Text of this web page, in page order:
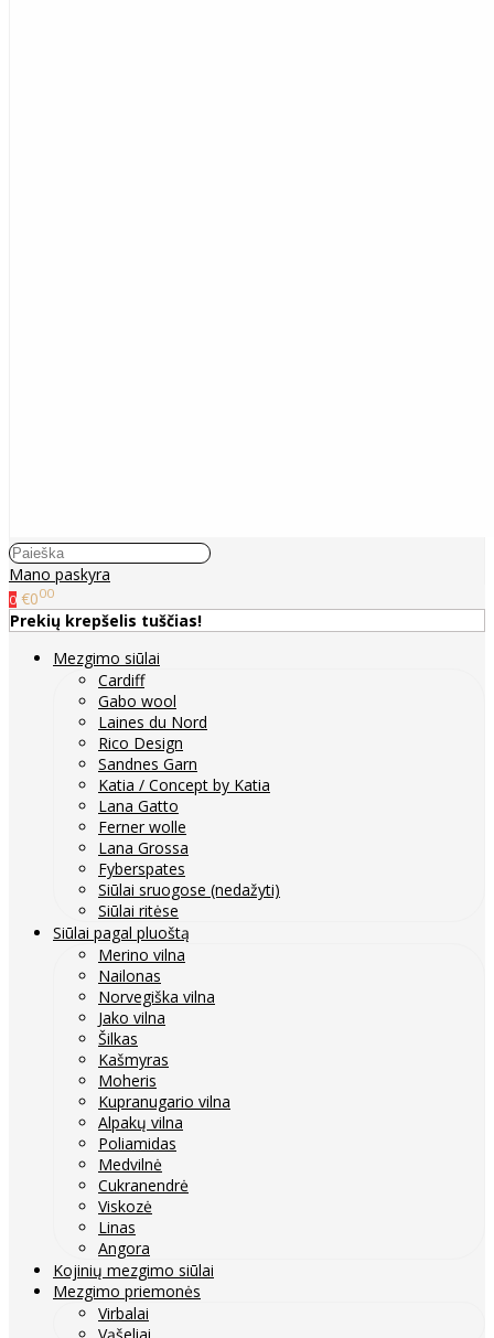
Mano paskyra
0 €000
Prekių krepšelis tuščias!
Mezgimo siūlai
Cardiff
Gabo wool
Laines du Nord
Rico Design
Sandnes Garn
Katia / Concept by Katia
Lana Gatto
Ferner wolle
Lana Grossa
Fyberspates
Siūlai sruogose (nedažyti)
Siūlai ritėse
Siūlai pagal pluoštą
Merino vilna
Nailonas
Norvegiška vilna
Jako vilna
Šilkas
Kašmyras
Moheris
Kupranugario vilna
Alpakų vilna
Poliamidas
Medvilnė
Cukranendrė
Viskozė
Linas
Angora
Kojinių mezgimo siūlai
Mezgimo priemonės
Virbalai
Vąšeliai